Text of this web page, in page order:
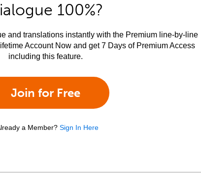
100%?
and translations instantly with the Premium line-by-line
Account Now and get 7 Days of Premium Access
including this feature.
Join for Free
a Member? Sign In Here